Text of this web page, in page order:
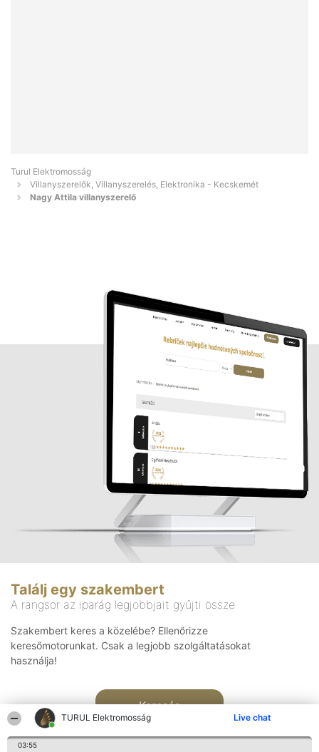
TURUL Elektromosság Live chat
03:55
Turul Elektromosság
Villanyszerelők, Villanyszerelés, Elektronika - Kecskemét
Nagy Attila villanyszerelő
Találj egy szakembert
A rangsor az iparág legjobbjait gyűjti össze
Szakembert keres a közelébe? Ellenőrizze
keresőmotorunkat. Csak a legjobb szolgáltatásokat
használja!
Keresés